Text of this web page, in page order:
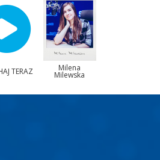
TERAZ Milena
Milewska